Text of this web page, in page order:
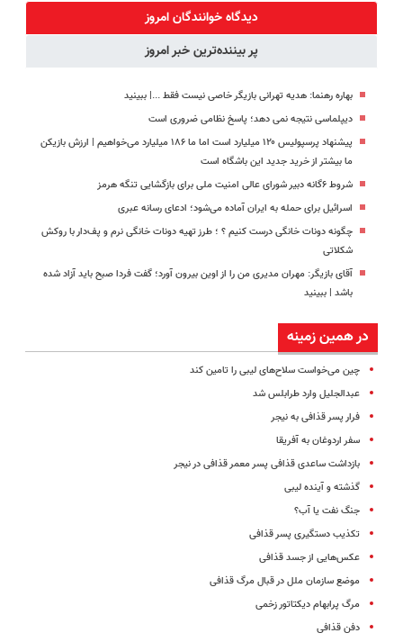
سبک و مقاوم |
پرداخت قسطی
◗پرسش‌نامه◖
دیدگاه خوانندگان امروز
پر بیننده‌ترین خبر امروز
بهاره رهنما: هدیه تهرانی بازیگر خاصی نیست فقط ...|‌ ببینید
دیپلماسی نتیجه‌ نمی دهد؛ پاسخ نظامی ضروری است
پیشنهاد پرسپولیس ۱۲۰ میلیارد است اما ما ۱۸۶ میلیارد می‌خواهیم | ارزش بازیکن
ما بیشتر از خرید جدید این باشگاه است
شروط ۶گانه دبیر شورای عالی امنیت ملی برای بازگشایی تنگه هرمز
اسرائیل برای حمله به ایران آماده می‌شود؛ ادعای رسانه عبری
چگونه دونات خانگی درست کنیم ؟ ؛ طرز تهیه دونات خانگی نرم و پف‌دار با روکش
شکلاتی
آقای بازیگر: مهران مدیری من را از اوین بیرون آورد؛ گفت فردا صبح باید آزاد شده
باشد | ببینید
در همین زمینه
چین می‌خواست سلاح‌های لیبی را تامین کند
عبدالجلیل وارد طرابلس شد
فرار پسر قذافی به نیجر
سفر اردوغان به آفریقا
بازداشت ساعدی قذافی پسر معمر قذافی در نیجر
گذشته و آینده لیبی
جنگ نفت یا آب؟
تکذیب دستگیری پسر قذافی
عکس‌هایی از جسد قذافی
موضع سازمان ملل در قبال مرگ قذافی
مرگ پرابهام دیکتاتور زخمی
دفن قذافی